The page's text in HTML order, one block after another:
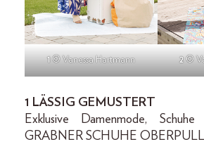
1© Vanessa Hartmann 2©
1 LÄSSIG GEMUSTERT
Exklusive Damenmode,
GRABNER SCHUHE